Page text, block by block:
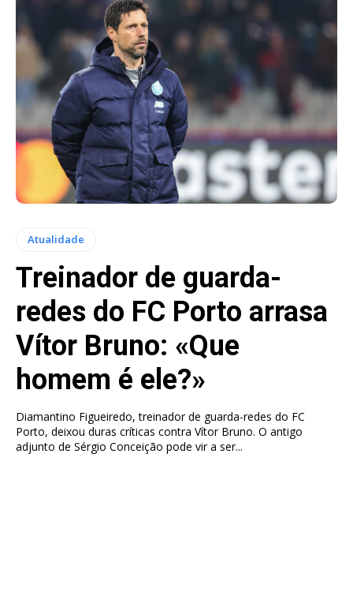
Atualidade
Treinador de guarda-
redes do FC Porto arrasa
Vítor Bruno: «Que
homem é ele?»
Diamantino Figueiredo, treinador de guarda-redes do FC
Porto, deixou duras críticas contra Vítor Bruno. O antigo
adjunto de Sérgio Conceição pode vir a ser...